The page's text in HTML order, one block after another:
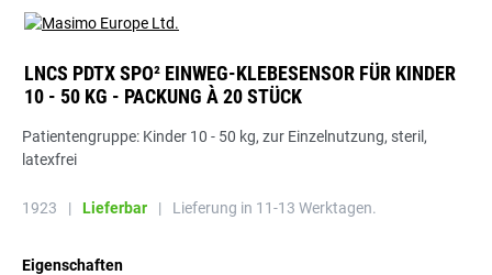
LNCS PDTX SPO² EINWEG-KLEBESENSOR FÜR KINDER
10 - 50 KG - PACKUNG À 20 STÜCK
Patientengruppe: Kinder 10 - 50 kg, zur Einzelnutzung, steril,
latexfrei
1923 | Lieferbar | Lieferung in 11-13 Werktagen.
Eigenschaften